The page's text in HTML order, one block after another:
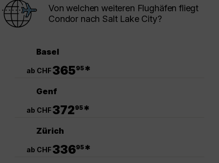
Von welchen weiteren Flughäfen fliegt
Condor nach Salt Lake City?
Basel
ab CHF36595*
Genf
ab CHF37295*
Zürich
ab CHF33695*